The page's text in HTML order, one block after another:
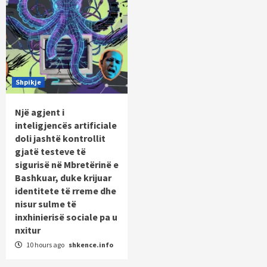
Shpikje
Një agjent i
inteligjencës artificiale
doli jashtë kontrollit
gjatë testeve të
sigurisë në Mbretërinë e
Bashkuar, duke krijuar
identitete të rreme dhe
nisur sulme të
inxhinierisë sociale pa u
nxitur
10 hours ago shkence.info